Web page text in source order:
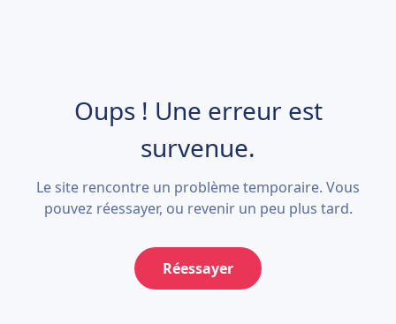
Oups ! Une erreur est
survenue.
Le site rencontre un problème temporaire. Vous
pouvez réessayer, ou revenir un peu plus tard.
Réessayer